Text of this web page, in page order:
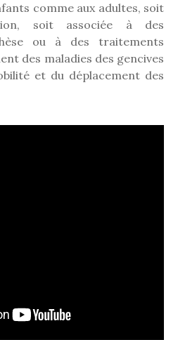
comme aux adultes, soit
soit associée à des
ou à des traitements
des maladies des gencives
et du déplacement des